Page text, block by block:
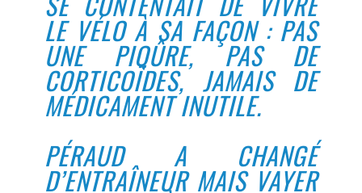
LE VÉLO À SA FAÇON : PAS
UNE PIQÛRE, PAS DE
CORTICOÏDES, JAMAIS DE
MÉDICAMENT INUTILE.
PÉRAUD A CHANGÉ
D’ENTRAÎNEUR MAIS VAYER